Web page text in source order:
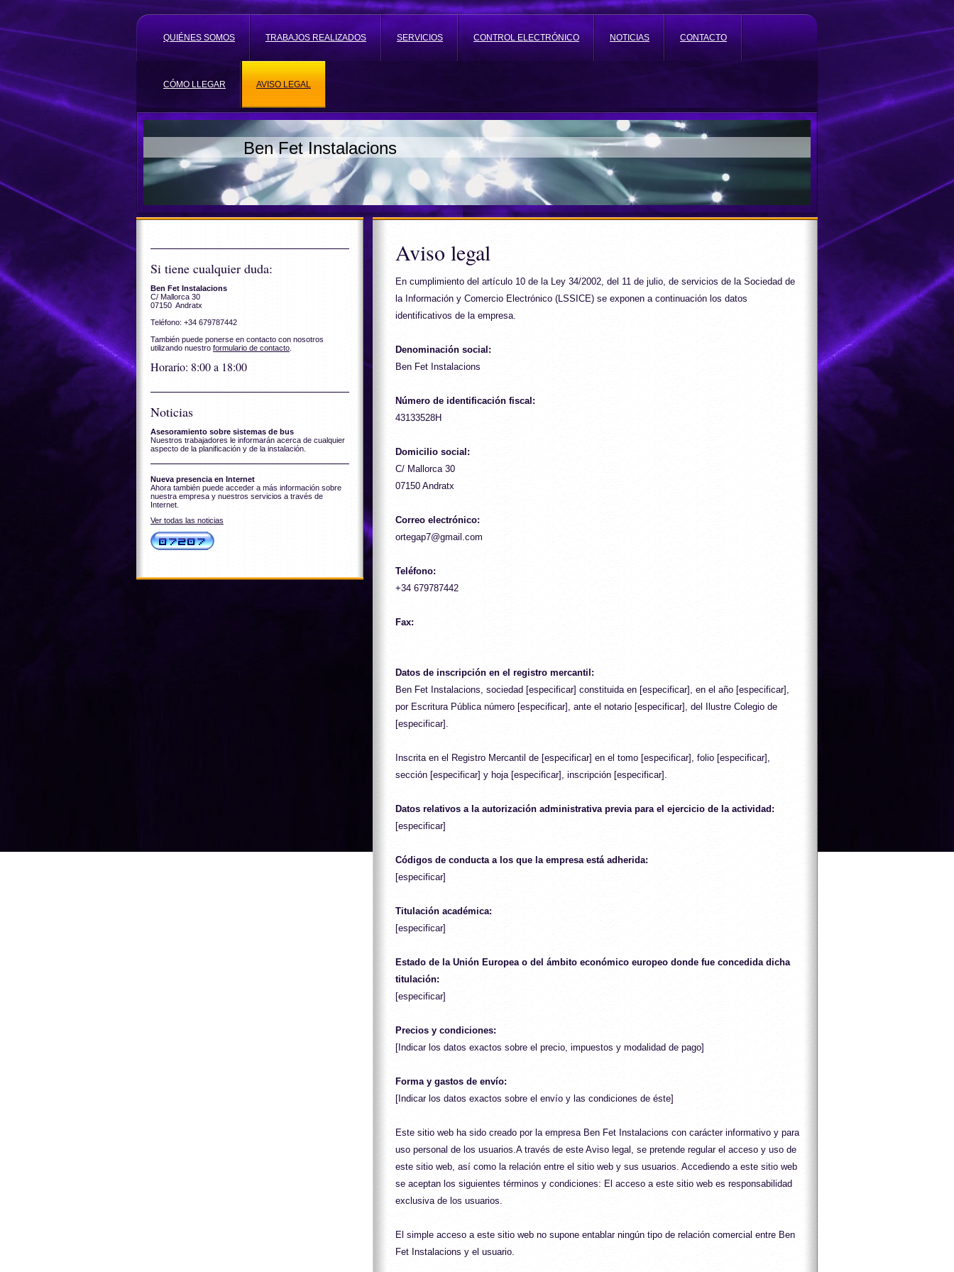
QUIÉNES SOMOS TRABAJOS REALIZADOS SERVICIOS CONTROL ELECTRÓNICO NOTICIAS CONTACTO
CÓMO LLEGAR AVISO LEGAL
Ben Fet Instalacions
Si tiene cualquier duda:
Ben Fet Instalacions
C/ Mallorca 30
07150 Andratx
Teléfono: +34 679787442
También puede ponerse en contacto con nosotros
utilizando nuestro formulario de contacto
Horario: 8:00 a 18:00
Noticias
Asesoramiento sobre sistemas de bus
Nuestros trabajadores le informarán acerca de cualquier
aspecto de la planificación y de la instalación.
Nueva presencia en Internet
Ahora también puede acceder a más información sobre
nuestra empresa y nuestros servicios a través de
Internet.
Ver todas las noticias
Aviso legal
En cumplimiento del artículo 10 de la Ley 34/2002, del 11 de julio, de servicios de la Sociedad de
la Información y Comercio Electrónico (LSSICE) se exponen a continuación los datos
identificativos de la empresa.
Denominación social:
Ben Fet Instalacions
Número de identificación fiscal:
43133528H
Domicilio social:
C/ Mallorca 30
07150 Andratx
Correo electrónico:
ortegap7@gmail.com
Teléfono:
+34 679787442
Fax:
Datos de inscripción en el registro mercantil:
Ben Fet Instalacions, sociedad [especificar] constituida en [especificar], en el año [especificar],
por Escritura Pública número [especificar], ante el notario [especificar], del Ilustre Colegio de
[especificar].
Inscrita en el Registro Mercantil de [especificar] en el tomo [especificar], folio [especificar],
sección [especificar] y hoja [especificar], inscripción [especificar].
Datos relativos a la autorización administrativa previa para el ejercicio de la actividad:
[especificar]
Códigos de conducta a los que la empresa está adherida:
[especificar]
Titulación académica:
[especificar]
Estado de la Unión Europea o del ámbito económico europeo donde fue concedida dicha
titulación:
[especificar]
Precios y condiciones:
[Indicar los datos exactos sobre el precio, impuestos y modalidad de pago]
Forma y gastos de envío:
[Indicar los datos exactos sobre el envío y las condiciones de éste]
Este sitio web ha sido creado por la empresa Ben Fet Instalacions con carácter informativo y para
uso personal de los usuarios.A través de este Aviso legal, se pretende regular el acceso y uso de
este sitio web, así como la relación entre el sitio web y sus usuarios. Accediendo a este sitio web
se aceptan los siguientes términos y condiciones: El acceso a este sitio web es responsabilidad
exclusiva de los usuarios.
El simple acceso a este sitio web no supone entablar ningún tipo de relación comercial entre Ben
Fet Instalacions y el usuario.